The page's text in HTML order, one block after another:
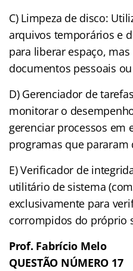
C) Limpeza de disco:
arquivos temporários e
para liberar espaço,
documentos pessoais
D) Gerenciador de
monitorar o
gerenciar processos em
programas que pararam
E) Verificador de
utilitário de sistema
exclusivamente para
corrompidos do próprio
Prof. Fabrício Melo
QUESTÃO NÚMERO 17